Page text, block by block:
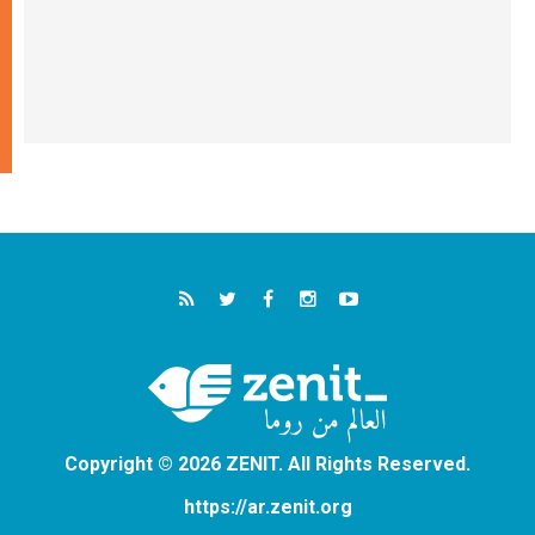
Copyright © 2026 ZENIT. All Rights Reserved.
https://ar.zenit.org